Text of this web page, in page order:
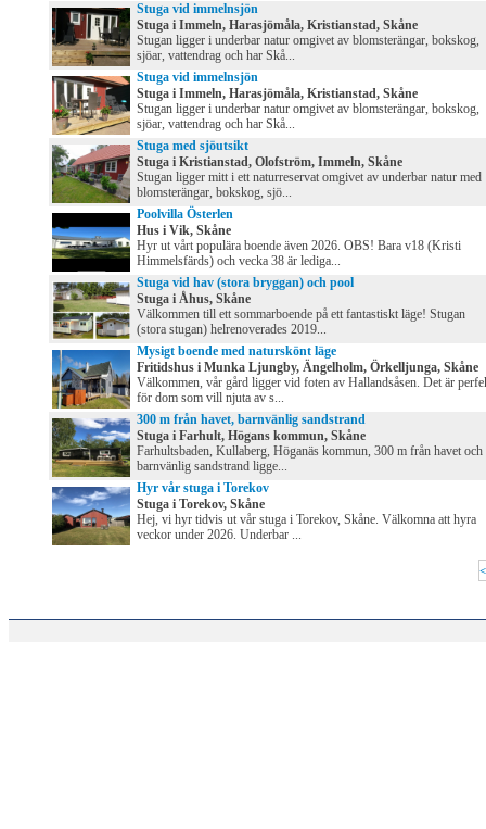
Stuga vid immelnsjön
Stuga i Immeln, Harasjömåla, Kristianstad, Skåne
Stugan ligger i underbar natur omgivet av blomsterängar, bokskog,
sjöar, vattendrag och har Skå...
Stuga vid immelnsjön
Stuga i Immeln, Harasjömåla, Kristianstad, Skåne
Stugan ligger i underbar natur omgivet av blomsterängar, bokskog,
sjöar, vattendrag och har Skå...
Stuga med sjöutsikt
Stuga i Kristianstad, Olofström, Immeln, Skåne
Stugan ligger mitt i ett naturreservat omgivet av underbar natur med
blomsterängar, bokskog, sjö...
Poolvilla Österlen
Hus i Vik, Skåne
Hyr ut vårt populära boende även 2026. OBS! Bara v18 (Kristi
Himmelsfärds) och vecka 38 är lediga...
Stuga vid hav (stora bryggan) och pool
Stuga i Åhus, Skåne
Välkommen till ett sommarboende på ett fantastiskt läge! Stugan
(stora stugan) helrenoverades 2019...
Mysigt boende med naturskönt läge
Fritidshus i Munka Ljungby, Ängelholm, Örkelljunga, Skåne
Välkommen, vår gård ligger vid foten av Hallandsåsen. Det är
för dom som vill njuta av s...
300 m från havet, barnvänlig sandstrand
Stuga i Farhult, Högans kommun, Skåne
Farhultsbaden, Kullaberg, Höganäs kommun, 300 m från havet och
barnvänlig sandstrand ligge...
Hyr vår stuga i Torekov
Stuga i Torekov, Skåne
Hej, vi hyr tidvis ut vår stuga i Torekov, Skåne. Välkomna att hyra
veckor under 2026. Underbar ...